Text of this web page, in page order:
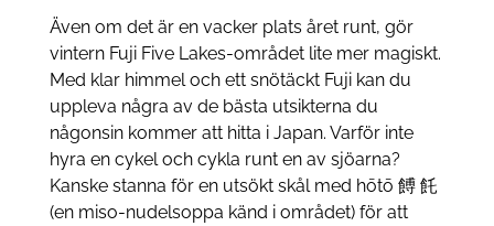
Även om det är en vacker plats året runt, gör
vintern Fuji Five Lakes-området lite mer magiskt.
Med klar himmel och ett snötäckt Fuji kan du
uppleva några av de bästa utsikterna du
någonsin kommer att hitta i Japan. Varför inte
hyra en cykel och cykla runt en av sjöarna?
Kanske stanna för en utsökt skål med hōtō 餺 飥
(en miso-nudelsoppa känd i området) för att